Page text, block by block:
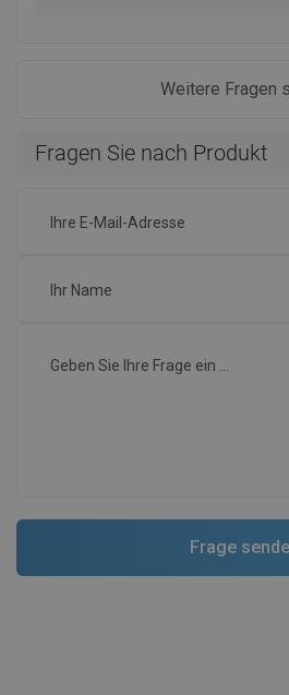
Weitere Fragen
Fragen Sie nach Produkt